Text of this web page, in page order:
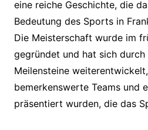
eine reiche Geschichte, die
Bedeutung des Sports in
Die Meisterschaft wurde im
gegründet und hat sich durch
Meilensteine
bemerkenswerte Teams und
präsentiert wurden, die das